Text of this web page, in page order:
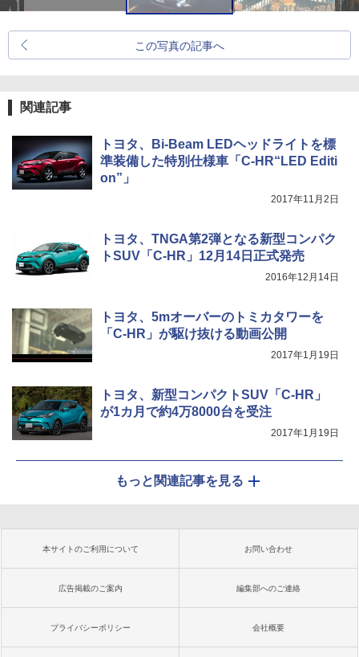
この写真の記事へ
関連記事
トヨタ、Bi-Beam LEDヘッドライトを標
準装備した特別仕様車「C-HR“LED Editi
on”」
2017年11月2日
トヨタ、TNGA第2弾となる新型コンパク
トSUV「C-HR」12月14日正式発売
2016年12月14日
トヨタ、5mオーバーのトミカタワーを
「C-HR」が駆け抜ける動画公開
2017年1月19日
トヨタ、新型コンパクトSUV「C-HR」
が1カ月で約4万8000台を受注
2017年1月19日
もっと関連記事を見る
本サイトのご利用について お問い合わせ
広告掲載のご案内 編集部へのご連絡
プライバシーポリシー 会社概要